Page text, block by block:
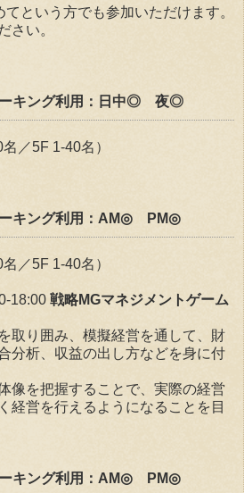
という方でも参加いただけます。
さい。
ーキング利用：日中◎ 夜◎
／5F 1-40名）
ーキング利用：AM◎ PM◎
／5F 1-40名）
18:00 戦略MGマネジメントゲーム
取り囲み、模擬経営を通して、財
分析、収益の出し方などを身に付
像を把握することで、実際の経営
経営を行えるようになることを目
ーキング利用：AM◎ PM◎